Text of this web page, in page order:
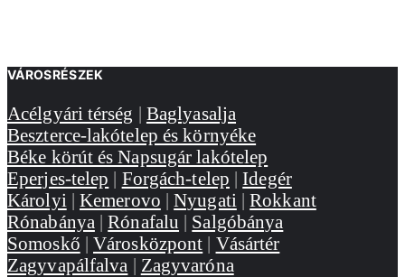
VÁROSRÉSZEK
Acélgyári térség | Baglyasalja
Beszterce-lakótelep és környéke
Béke körút és Napsugár lakótelep
Eperjes-telep | Forgách-telep |Idegér
Károlyi |Kemerovo |Nyugati |Rokkant
Rónabánya |Rónafalu | Salgóbánya
Somoskő |Városközpont | Vásártér
Zagyvapálfalva | Zagyvaróna